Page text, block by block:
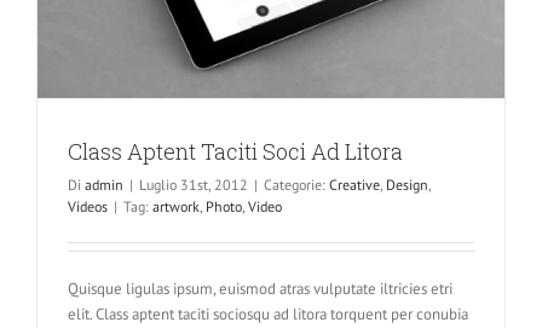
Class Aptent Taciti Soci Ad Litora
Di admin | Luglio 31st, 2012 | Categorie: Creative, Design,
Videos | Tag: artwork, Photo, Video
Quisque ligulas ipsum, euismod atras vulputate iltricies etri
elit. Class aptent taciti sociosqu ad litora torquent per conubia